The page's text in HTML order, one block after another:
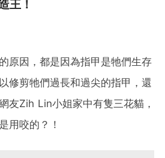
王！
原因，都是因為指甲是牠們生存
修剪牠們過長和過尖的指甲，還
友Zih Lin小姐家中有隻三花貓，
用咬的？！